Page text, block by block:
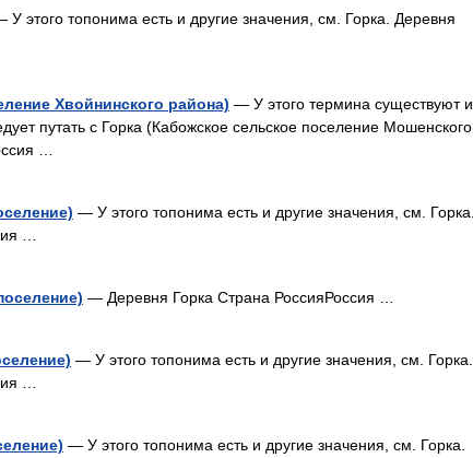
У этого топонима есть и другие значения, см. Горка. Деревня
Хвойнинского района) — У этого термина существуют и
путать с Горка (Кабожское сельское поселение Мошенского
…
— У этого топонима есть и другие значения, см. Горка.
…
— Деревня Горка Страна РоссияРоссия …
— У этого топонима есть и другие значения, см. Горка.
…
— У этого топонима есть и другие значения, см. Горка.